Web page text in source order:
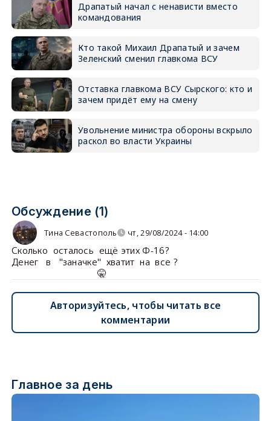
Драпатый начал с ненависти вместо
командования
Кто такой Михаил Драпатый и зачем
Зеленский сменил главкома ВСУ
Отставка главкома ВСУ Сырского: кто и
зачем придёт ему на смену
Увольнение министра обороны вскрыло
раскол во власти Украины
Обсуждение (1)
Тина Севастополь чт, 29/08/2024 - 14:00
Сколько осталось ещё этих Ф-16?
Денег в "заначке" хватит на все ?
🤫
Авторизуйтесь, чтобы читать все
комментарии
Главное за день